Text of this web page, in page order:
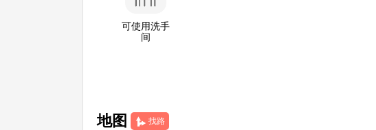
可使用洗手
间
地图 找路